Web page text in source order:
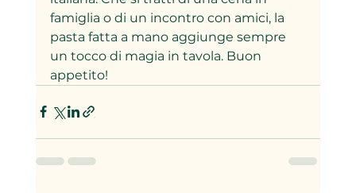
famiglia o di un incontro con amici, la
pasta fatta a mano aggiunge sempre
un tocco di magia in tavola. Buon
appetito!